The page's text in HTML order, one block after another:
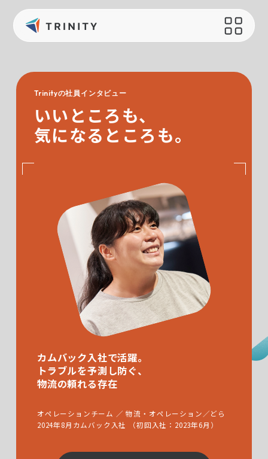
会社概要
会社概要
会社の取り組み
健康経営
えるぼし認定
最新情報
ニュース一覧
メディア
Trinity 20th
Anniversary
Trinityの社員インタビュー
いいところも、
気になるところも。
カムバック入社で活躍。
トラブルを予測し防ぐ、
物流の頼れる存在
オペレーションチーム ／ 物流・オペレーション／どら
2024年8月カムバック入社 （初回入社：2023年6月）